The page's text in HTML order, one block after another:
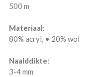
500 m
Materiaal:
80% acryl, • 20% wol
Naalddikte:
3-4 mm